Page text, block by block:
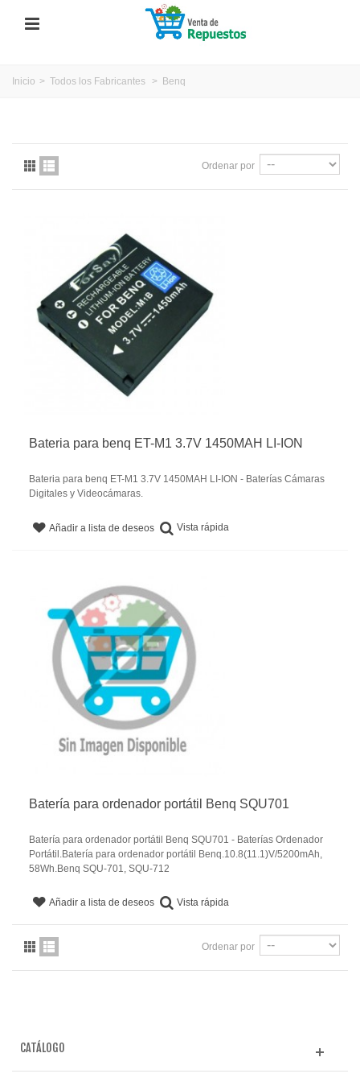
Inicio > Todos los Fabricantes > Benq
Ordenar por
Bateria para benq ET-M1 3.7V 1450MAH LI-ION
Bateria para benq ET-M1 3.7V 1450MAH LI-ION - Baterías Cámaras
Digitales y Videocámaras.
Añadir a lista de deseos Vista rápida
Batería para ordenador portátil Benq SQU701
Batería para ordenador portátil Benq SQU701 - Baterías Ordenador
Portátil.Batería para ordenador portátil Benq.10.8(11.1)V/5200mAh,
58Wh.Benq SQU-701, SQU-712
Añadir a lista de deseos Vista rápida
Ordenar por
CATÁLOGO